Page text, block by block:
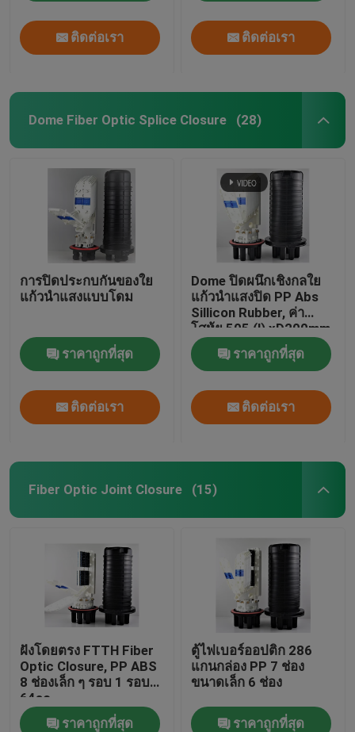
ติดต่อเรา ติดต่อเรา
Dome Fiber Optic Splice Closure (28)
การปิดประกบกันของใย
แก้วนำแสงแบบโดม
ราคาถูกที่สุด
ติดต่อเรา
Dome ปิดผนึกเชิงกลใย
แก้วนำแสงปิด PP Abs
Sillicon Rubber, ค่า
โสหุ้ย 505 (l) xD200mm
max288core, GJS20-
DM0
ราคาถูกที่สุด
ติดต่อเรา
Fiber Optic Joint Closure (15)
ฝังโดยตรง FTTH Fiber
Optic Closure, PP ABS
8 ช่องเล็ก ๆ รอบ 1 รอบ
64sc
ราคาถูกที่สุด
ตู้ไฟเบอร์ออปติก 286
แกนกล่อง PP 7 ช่อง
ขนาดเล็ก 6 ช่อง
ราคาถูกที่สุด